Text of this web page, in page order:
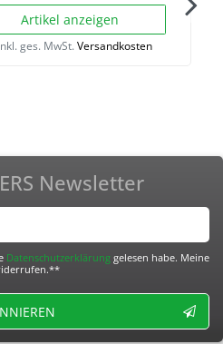
Artikel anzeigen
ges. MwSt. Versandkosten
Newsletter
Daten­schutz­erklärunggelesen habe. Meine